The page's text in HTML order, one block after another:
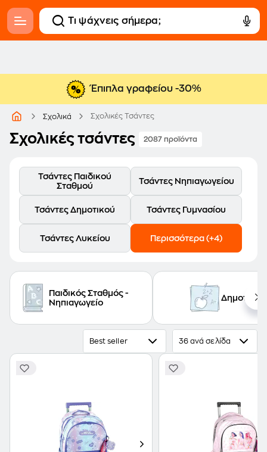
Έπιπλα γραφείου -30%
Σχολικά Σχολικές Τσάντες
Σχολικές τσάντες 2087 προϊόντα
Τσάντες Παιδικού
Σταθμού
Τσάντες Νηπιαγωγείου
Τσάντες Δημοτικού Τσάντες Γυμνασίου
Τσάντες Λυκείου Περισσότερα (+4)
Παιδικός Σταθμός -
Νηπιαγωγείο
Δημοτικό
Best seller 36 ανά σελίδα